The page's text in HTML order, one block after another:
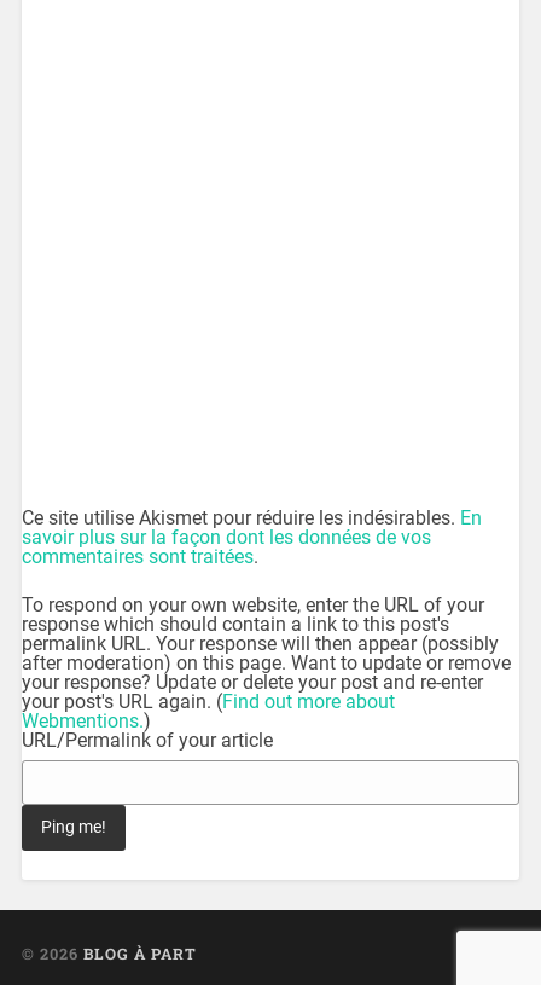
Ce site utilise Akismet pour réduire les indésirables. En
savoir plus sur la façon dont les données de vos
commentaires sont traitées.
To respond on your own website, enter the URL of your
response which should contain a link to this post's
permalink URL. Your response will then appear (possibly
after moderation) on this page. Want to update or remove
your response? Update or delete your post and re-enter
your post's URL again. (Find out more about
Webmentions.)
URL/Permalink of your article
© 2026 BLOG À PART